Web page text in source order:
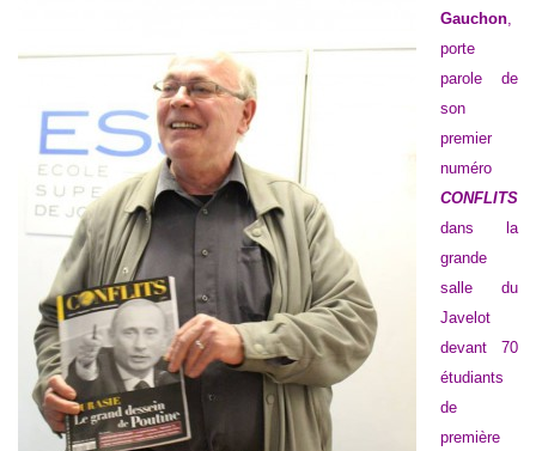
Gauchon,
porte
parole de
son
premier
numéro
CONFLITS
dans la
grande
salle du
Javelot
devant 70
étudiants
de
première